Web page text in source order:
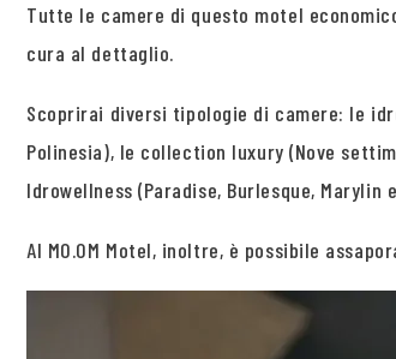
Tutte le camere di questo motel
cura al dettaglio.
Scoprirai diversi tipologie di camere: le
Polinesia), le collection luxury (Nove
Idrowellness (Paradise, Burlesque, Marylin
Al MO.OM Motel, inoltre, è possibile